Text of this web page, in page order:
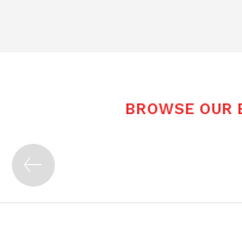
BROWSE OUR